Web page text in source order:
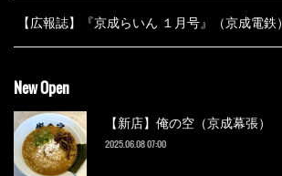
【広報誌】『京成らいん １月号』（京成電鉄）
New Open
【新店】俺の空（京成幕張）
2025.06.08 07:00